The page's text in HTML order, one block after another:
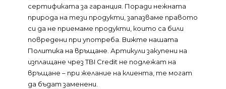
сертификата за гаранция. Поради нежната
природа на тези продукти, запазваме правото
си да не приемаме продукти, които са били
повредени при употреба. Вижте нашата
Политика на връщане . Артикули закупени на
изплащане чрез TBI Credit не подлежат на
връщане – при желание на клиента, те могат
да бъдат заменени.